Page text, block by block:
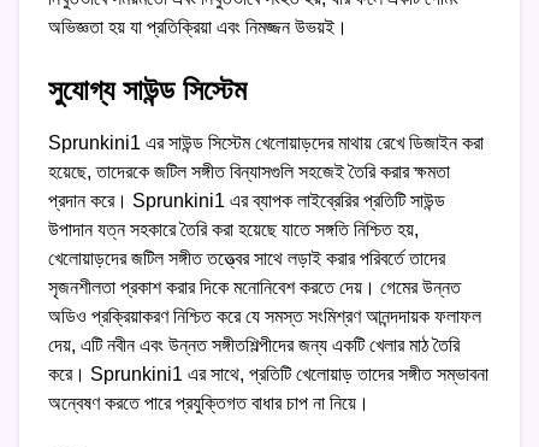
অভিজ্ঞতা হয় যা প্রতিক্রিয়া এবং নিমজ্জন উভয়ই।
সুযোগ্য সাউন্ড সিস্টেম
Sprunkini1 এর সাউন্ড সিস্টেম খেলোয়াড়দের মাথায় রেখে ডিজাইন করা
হয়েছে, তাদেরকে জটিল সঙ্গীত বিন্যাসগুলি সহজেই তৈরি করার ক্ষমতা
প্রদান করে। Sprunkini1 এর ব্যাপক লাইব্রেরির প্রতিটি সাউন্ড
উপাদান যত্ন সহকারে তৈরি করা হয়েছে যাতে সঙ্গতি নিশ্চিত হয়,
খেলোয়াড়দের জটিল সঙ্গীত তত্ত্বের সাথে লড়াই করার পরিবর্তে তাদের
সৃজনশীলতা প্রকাশ করার দিকে মনোনিবেশ করতে দেয়। গেমের উন্নত
অডিও প্রক্রিয়াকরণ নিশ্চিত করে যে সমস্ত সংমিশ্রণ আনন্দদায়ক ফলাফল
দেয়, এটি নবীন এবং উন্নত সঙ্গীতশিল্পীদের জন্য একটি খেলার মাঠ তৈরি
করে। Sprunkini1 এর সাথে, প্রতিটি খেলোয়াড় তাদের সঙ্গীত সম্ভাবনা
অন্বেষণ করতে পারে প্রযুক্তিগত বাধার চাপ না নিয়ে।